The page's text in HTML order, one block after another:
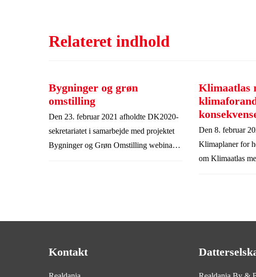
Relateret indhold
Bygninger og grøn
omstilling
Den 23. februar 2021 afholdte DK2020-
sekretariatet i samarbejde med projektet
Bygninger og Grøn Omstilling webinar
Klimaatlas
Den 8. februar
Klimaplaner for hele
om Klimaatlas
Kontakt